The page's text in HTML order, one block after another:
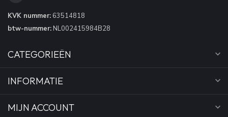
KVK nummer: 63514818
btw-nummer: NL002415984B28
CATEGORIEËN
INFORMATIE
MIJN ACCOUNT